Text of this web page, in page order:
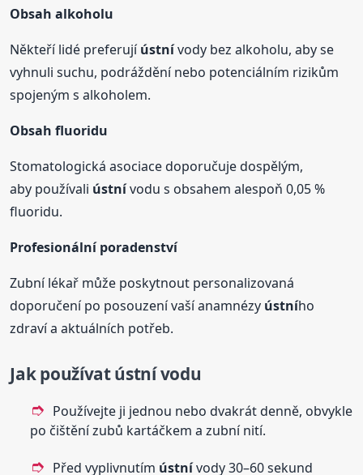
Obsah alkoholu
Někteří lidé preferujíústnívody bez alkoholu, aby se
vyhnuli suchu, podráždění nebo potenciálním rizikům
spojeným s alkoholem.
Obsah fluoridu
Stomatologická asociace doporučuje dospělým,
aby používali ústnívodu s obsahem alespoň 0,05 %
fluoridu.
Profesionální poradenství
Zubní lékař může poskytnout personalizovaná
doporučení po posouzení vaší anamnézy ústního
zdraví a aktuálních potřeb.
Jak používatústnívodu
Používejte ji jednou nebo dvakrát denně, obvykle
po čištění zubů kartáčkem a zubní nití.
Před vyplivnutím ústnívody 30–60 sekund